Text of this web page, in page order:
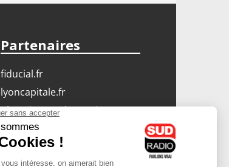
Partenaires
fiducial.fr
lyoncapitale.fr
olympique-et-lyonnais.com
L'application Iphone